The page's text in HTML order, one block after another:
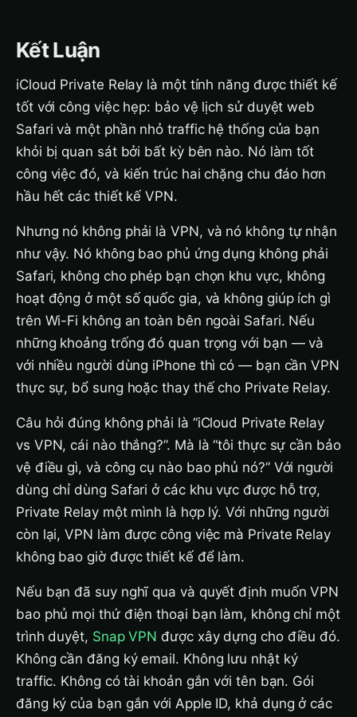
Kết Luận
iCloud Private Relay là một tính năng được thiết kế
tốt với công việc hẹp: bảo vệ lịch sử duyệt web
Safari và một phần nhỏ traffic hệ thống của bạn
khỏi bị quan sát bởi bất kỳ bên nào. Nó làm tốt
công việc đó, và kiến trúc hai chặng chu đáo hơn
hầu hết các thiết kế VPN.
Nhưng nó không phải là VPN, và nó không tự nhận
như vậy. Nó không bao phủ ứng dụng không phải
Safari, không cho phép bạn chọn khu vực, không
hoạt động ở một số quốc gia, và không giúp ích gì
trên Wi-Fi không an toàn bên ngoài Safari. Nếu
những khoảng trống đó quan trọng với bạn — và
với nhiều người dùng iPhone thì có — bạn cần VPN
thực sự, bổ sung hoặc thay thế cho Private Relay.
Câu hỏi đúng không phải là “iCloud Private Relay
vs VPN, cái nào thắng?”. Mà là “tôi thực sự cần bảo
vệ điều gì, và công cụ nào bao phủ nó?” Với người
dùng chỉ dùng Safari ở các khu vực được hỗ trợ,
Private Relay một mình là hợp lý. Với những người
còn lại, VPN làm được công việc mà Private Relay
không bao giờ được thiết kế để làm.
Nếu bạn đã suy nghĩ qua và quyết định muốn VPN
bao phủ mọi thứ điện thoại bạn làm, không chỉ một
trình duyệt, Snap VPN được xây dựng cho điều đó.
Không cần đăng ký email. Không lưu nhật ký
traffic. Không có tài khoản gắn với tên bạn. Gói
đăng ký của bạn gắn với Apple ID, khả dụng ở các